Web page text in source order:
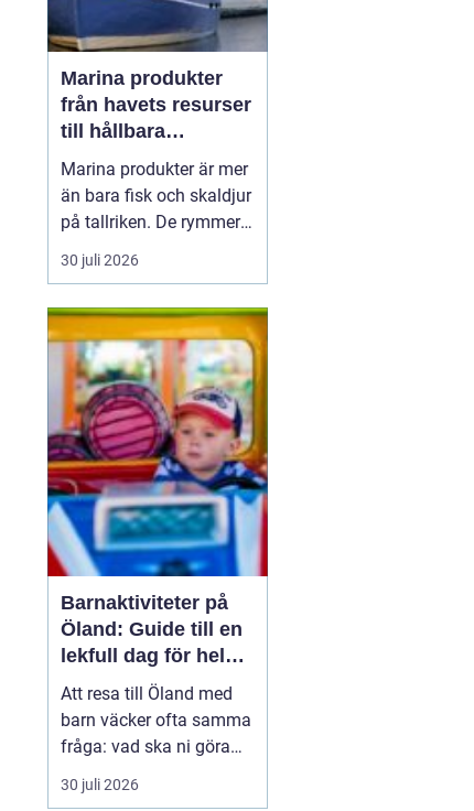
Marina produkter
från havets resurser
till hållbara
upplevelser
Marina produkter är mer
än bara fisk och skaldjur
på tallriken. De rymmer
allt från mat och hälsa
till friluftsliv, kultur och
områden spelar havet en
central roll för både
ekonomi och livskvalitet.
När fler söker sig mot
nat...
30 juli 2026
Barnaktiviteter på
Öland: Guide till en
lekfull dag för hela
familjen
Att resa till Öland med
barn väcker ofta samma
fråga: vad ska ni göra
för att alla ska trivas,
oavsett ålder och
30 juli 2026